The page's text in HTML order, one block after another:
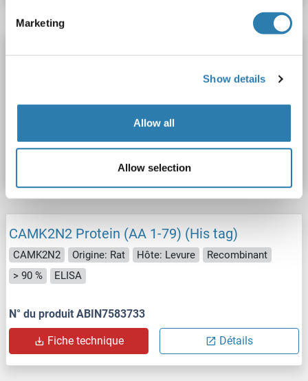
Marketing
Show details
Allow all
Allow selection
CAMK2N2 Protein (AA 1-79) (His tag)
Hôte: Levure
N° du produit ABIN1615914
CAMK2N2 Protein (AA 1-79) (His tag)
CAMK2N2 Origine: Rat Hôte: Levure
Recombinant
> 90 %
ELISA
N° du produit ABIN7583733
Fiche technique Détails